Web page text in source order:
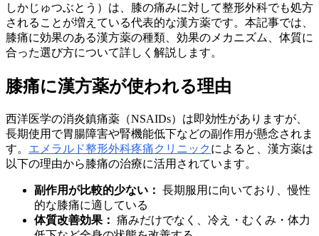
しかじゅつぶとう）は、膝の痛みに対して整形外科でも処方
されることが増えている代表的な漢方薬です。本記事では、
膝痛に効果のある漢方薬の種類、効果のメカニズム、体質に
合った選び方について詳しく解説します。
膝痛に漢方薬が使われる理由
西洋医学の消炎鎮痛薬（NSAIDs）は即効性がありますが、
長期使用で胃腸障害や腎機能低下などの副作用が懸念されま
す。 エメラルド整形外科疼痛クリニック によると、漢方薬は
以下の理由から膝痛の治療に活用されています。
副作用が比較的少ない： 長期服用に向いており、慢性
的な膝痛に適している
体質改善効果： 痛みだけでなく、冷え・むくみ・体力